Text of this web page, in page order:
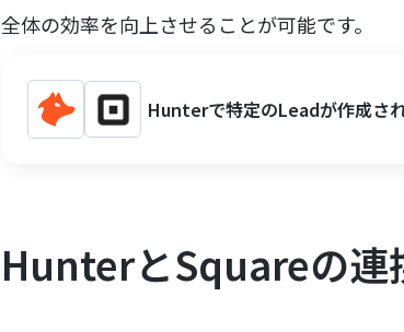
全体の効率を向上させることが可能です。
Hunterで特定のLeadが作成さ
HunterとSquareの連